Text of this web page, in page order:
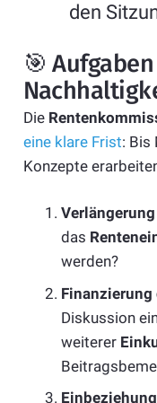
den
🎯
Die
eine klare Frist: Bis
Konzepte
das
werden?
Finanzierung
Diskussion
weiterer